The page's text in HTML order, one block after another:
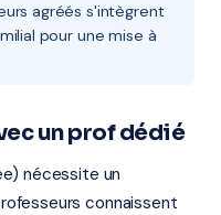
agréés s'intègrent
pour une mise à
un prof dédié
nécessite un
connaissent